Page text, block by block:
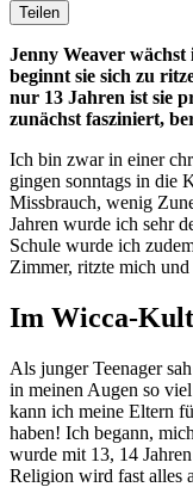
Teilen
Jenny Weaver
beginnt sie sich zu
nur 13 Jahren ist sie
zunächst fasziniert,
Ich bin zwar in einer
gingen sonntags in die
Missbrauch, wenig
Jahren wurde ich sehr
Schule wurde ich
Zimmer, ritzte mich
Im Wicca-Kult
Als junger Teenager
in meinen Augen so
kann ich meine Eltern
haben! Ich begann,
wurde mit 13, 14
Religion wird fast alles